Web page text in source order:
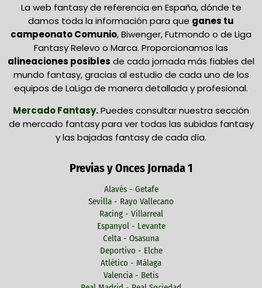
La web fantasy de referencia en España, dónde te
damos toda la información para que ganes tu
campeonato Comunio, Biwenger, Futmondo o de Liga
Fantasy Relevo o Marca. Proporcionamos las
alineaciones posibles de cada jornada más fiables del
mundo fantasy, gracias al estudio de cada uno de los
equipos de LaLiga de manera detallada y profesional.
Mercado Fantasy.Puedes consultar nuestra sección
de mercado fantasy para ver todas las subidas fantasy
y las bajadas fantasy de cada día.
Previas y Onces Jornada 1
Alavés - Getafe
Sevilla - Rayo Vallecano
Racing - Villarreal
Espanyol - Levante
Celta - Osasuna
Deportivo - Elche
Atlético - Málaga
Valencia - Betis